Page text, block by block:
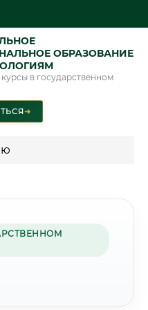
ОБРАЗОВАНИЕ
в государственном
➜